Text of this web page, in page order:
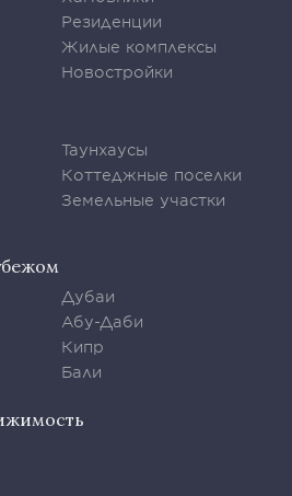
Резиденции
Жилые комплексы
Новостройки
Таунхаусы
Коттеджные поселки
Земельные участки
Дубаи
Абу-Даби
Кипр
Бали